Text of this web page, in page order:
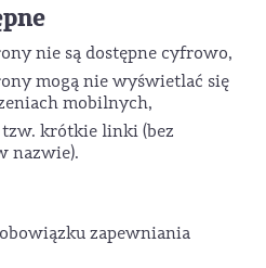
nie są dostępne cyfrowo,
mogą nie wyświetlać się
mobilnych,
tzw. krótkie linki (bez
nazwie).
zapewniania